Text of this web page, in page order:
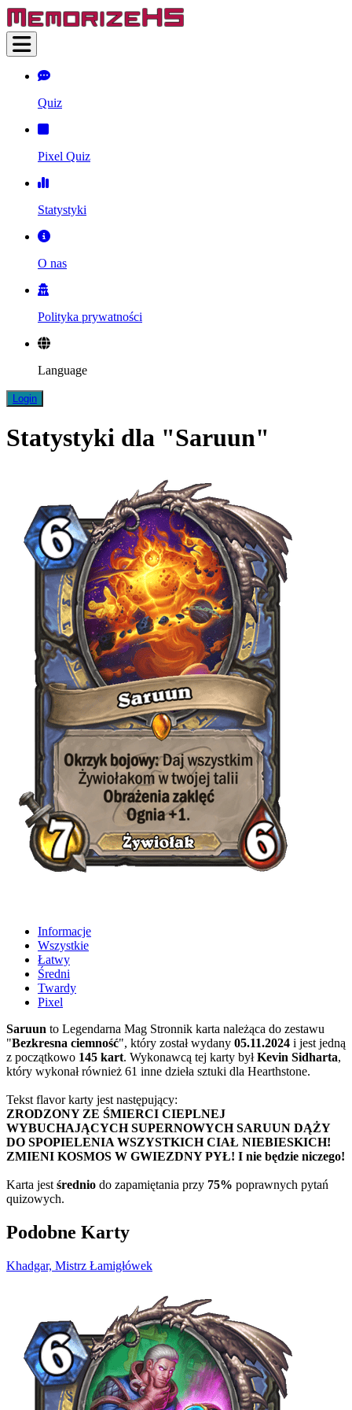
Quiz
Pixel Quiz
Statystyki
O nas
Polityka prywatności
Language
Login
Statystyki dla "Saruun"
Informacje
Wszystkie
Łatwy
Średni
Twardy
Pixel
Saruun to Legendarna Mag Stronnik karta należąca do zestawu
"Bezkresna ciemność", który został wydany 05.11.2024 i jest jedną
z początkowo 145 kart. Wykonawcą tej karty byłKevin Sidharta,
który wykonał również 61 inne dzieła sztuki dla Hearthstone.
Tekst flavor karty jest następujący:
ZRODZONY ZE ŚMIERCI CIEPLNEJ
WYBUCHAJĄCYCH SUPERNOWYCH SARUUN DĄŻY
DO SPOPIELENIA WSZYSTKICH CIAŁ NIEBIESKICH!
ZMIENI KOSMOS W GWIEZDNY PYŁ! I nie będzie niczego!
Karta jest średnio do zapamiętania przy 75% poprawnych pytań
quizowych.
Podobne Karty
Khadgar, Mistrz Łamigłówek